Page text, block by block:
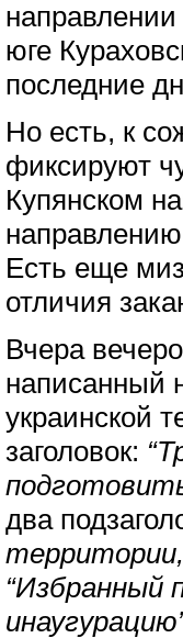
юге
последние
Но есть, к
фиксируют
Купянском
Есть еще
отличия
Вчера
написанный
украинской
заголовок:
два
территории,
“Избранный